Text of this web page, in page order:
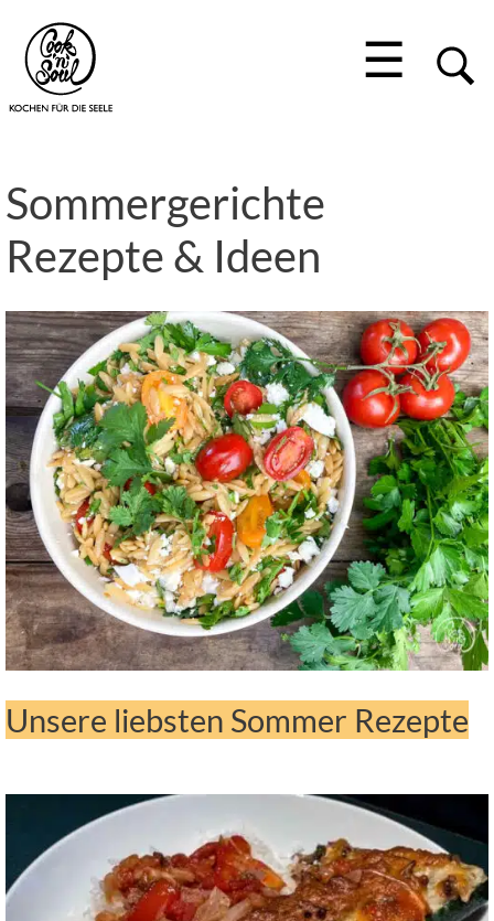
☰
Sommergerichte
Rezepte & Ideen
Unsere liebsten Sommer Rezepte